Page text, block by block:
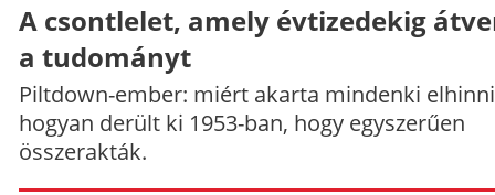
A csontlelet, amely évtizedekig
a tudományt
Piltdown-ember: miért akarta mindenki
hogyan derült ki 1953-ban, hogy egyszerűen
összerakták.